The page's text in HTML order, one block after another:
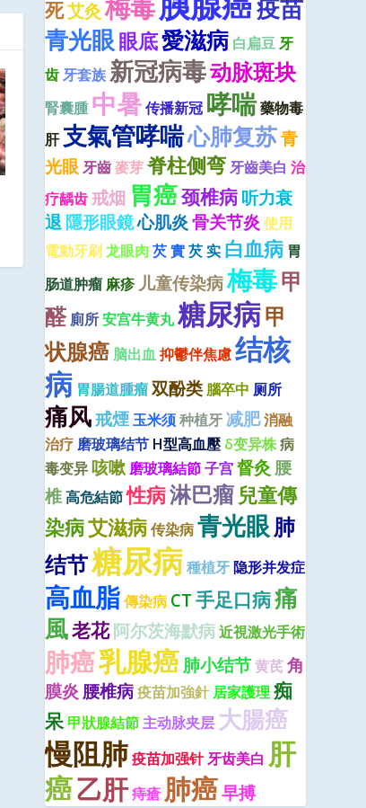
死艾灸
疫苗
青光眼眼底愛滋病 白扁豆牙
齿牙套族 新冠病毒动脉斑块
腎囊腫 中暑传播新冠 哮喘藥物毒
肝 支氣管哮喘心肺复苏青
光眼牙齒麥芽脊柱侧弯牙齒美白 治
疗龋齿 戒烟 胃癌颈椎病听力衰
退隱形眼鏡心肌炎 骨关节炎 使用
電動牙刷龙眼肉 芡 實芡 实 白血病 胃
肠道肿瘤 麻疹 儿童传染病梅毒甲
醛 廁所安宫牛黄丸糖尿病甲
状腺癌 脑出血抑鬱伴焦慮结核
病 胃腸道腫瘤双酚类 腦卒中 厕所
痛风戒煙玉米须种植牙减肥消融
治疗 磨玻璃结节 H型高血壓 δ变异株病
毒变异咳嗽 磨玻璃結節子宫督灸 腰
椎高危結節性病淋巴瘤 兒童傳
染病艾滋病传染病青光眼肺
结节糖尿病種植牙隐形并发症
高血脂傳染病 CT 手足口病痛
風老花阿尔茨海默病近視激光手術
肺癌乳腺癌肺小结节黄芪角
膜炎 腰椎病疫苗加強針 居家護理 痴
呆 甲狀腺結節主动脉夹层 大腸癌
慢阻肺疫苗加强针牙齿美白 肝
癌乙肝痔瘡 肺癌早搏